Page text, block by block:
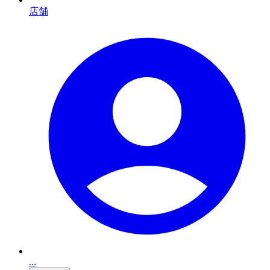
店舗
...